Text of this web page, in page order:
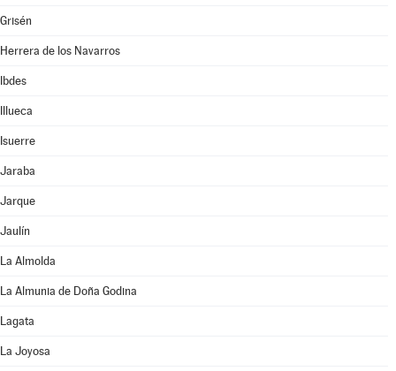
Grisén
Herrera de los Navarros
Ibdes
Illueca
Isuerre
Jaraba
Jarque
Jaulín
La Almolda
La Almunia de Doña Godina
Lagata
La Joyosa